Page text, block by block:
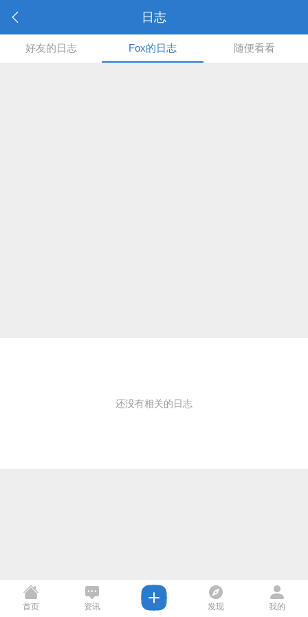
日志
好友的日志 Fox的日志 随便看看
还没有相关的日志
首页 资讯 发现 我的